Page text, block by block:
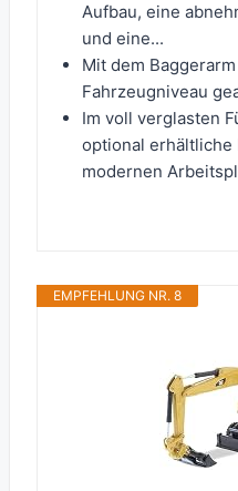
Aufbau, eine
und eine...
Mit dem
Fahrzeugniveau
Im voll verglasten
optional
modernen
EMPFEHLUNG NR. 8